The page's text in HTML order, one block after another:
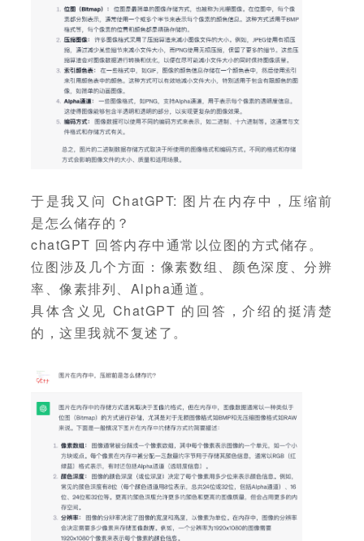
于是我又问 ChatGPT: 图片在内存中，压缩前
是怎么储存的？
chatGPT 回答内存中通常以位图的方式储存。
位图涉及几个方面：像素数组、颜色深度、分辨
率、像素排列、Alpha通道。
具体含义见 ChatGPT 的回答，介绍的挺清楚
的，这里我就不复述了。